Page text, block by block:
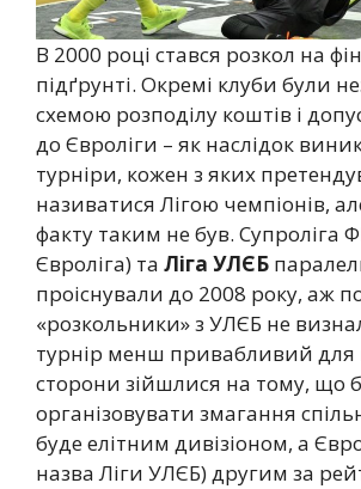
В 2000 році стався розкол на
підґрунті. Окремі клуби були
схемою розподілу коштів і
до Євроліги – як наслідок
турніри, кожен з яких
називатися Лігою чемпіонів,
факту таким не був. Супроліга
Євроліга) та Ліга УЛЄБ
проіснували до 2008 року, аж
«розкольники» з УЛЄБ не
турнір менш привабливий для
сторони зійшлися на тому, що
організовувати змагання
буде елітним дивізіоном, а
назва Ліги УЛЄБ) другим за